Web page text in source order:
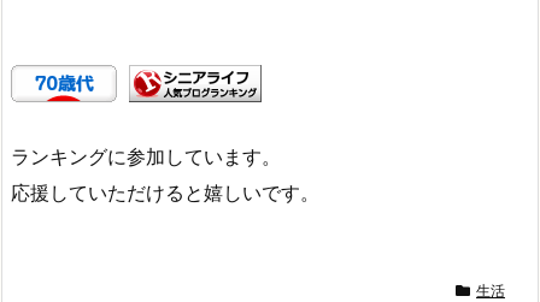
ランキングに参加しています。
応援していただけると嬉しいです。
生活